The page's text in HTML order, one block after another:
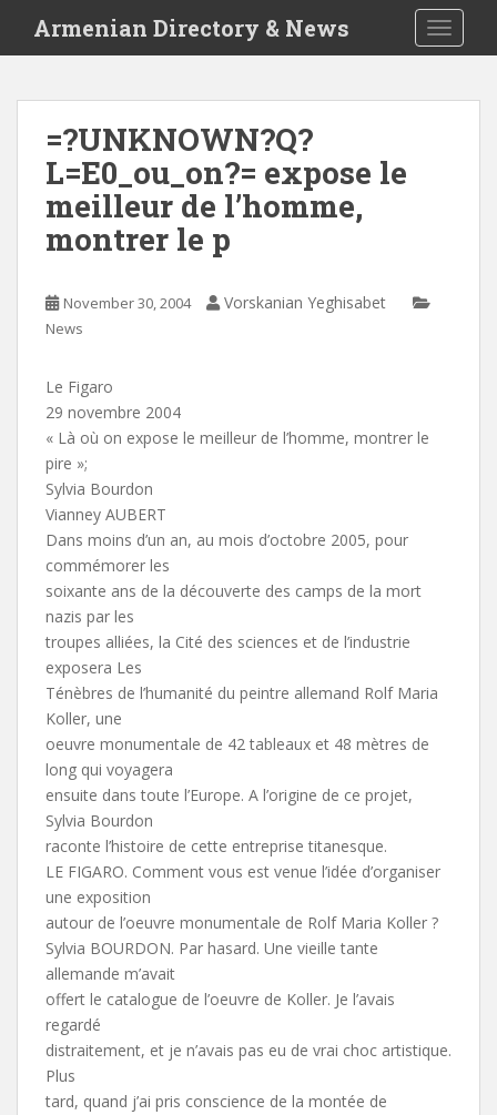
i
Armenian Directory & News
=?UNKNOWN?Q?
L=E0_ou_on?= expose le
meilleur de l’homme,
montrer le p
November 30, 2004 Vorskanian Yeghisabet
News
Le Figaro
29 novembre 2004
« Là où on expose le meilleur de l’homme, montrer le
pire »;
Sylvia Bourdon
Vianney AUBERT
Dans moins d’un an, au mois d’octobre 2005, pour
commémorer les
soixante ans de la découverte des camps de la mort
nazis par les
troupes alliées, la Cité des sciences et de l’industrie
exposera Les
Ténèbres de l’humanité du peintre allemand Rolf Maria
Koller, une
oeuvre monumentale de 42 tableaux et 48 mètres de
long qui voyagera
ensuite dans toute l’Europe. A l’origine de ce projet,
Sylvia Bourdon
raconte l’histoire de cette entreprise titanesque.
LE FIGARO. Comment vous est venue l’idée d’organiser
une exposition
autour de l’oeuvre monumentale de Rolf Maria Koller ?
Sylvia BOURDON. Par hasard. Une vieille tante
allemande m’avait
offert le catalogue de l’oeuvre de Koller. Je l’avais
regardé
distraitement, et je n’avais pas eu de vrai choc artistique.
Plus
tard, quand j’ai pris conscience de la montée de